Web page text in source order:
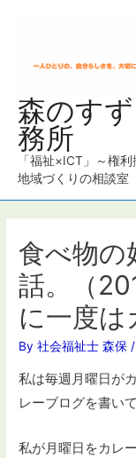
森のす
務所
「福祉×ICT」～権
地域づくりの相談室
食べ物の
話。（
に一度は
By社会福祉士 森保 /
私は毎週月曜日が
レーブログを書い
私が月曜日をカレ